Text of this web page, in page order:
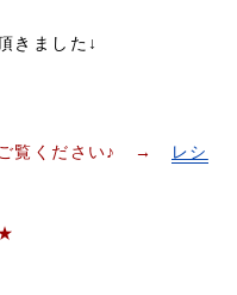
きました↓
ご覧ください♪ →
レシ